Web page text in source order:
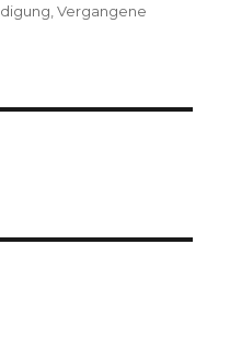
,Vergangene